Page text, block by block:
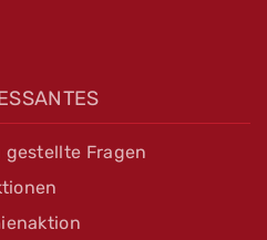
gestellte Fragen